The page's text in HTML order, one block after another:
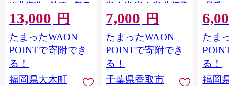
※北海道・沖縄・離島
は配送不可 |【精米 単
一米 単一原料米 7年産
国産 お米 ブランド米
5kg × 2 ゆめつくし】
CY009_01
13,000 円
たまったWAON
POINTで寄附でき
る！
福岡県大木町
米 白米 米 お米 先行予
約 数量 限定 こしひか
り 5キロ 米5kg ごはん
こめ コメ はくまい お
米マイスター 厳選 予
約 白飯 ※ okome kome
おむすび おにぎり 国
産 飯 おこめ 取り寄せ
7,000 円
たまったWAON
POINTで寄附でき
る！
千葉県香取市
(品番
たま
る！
福岡